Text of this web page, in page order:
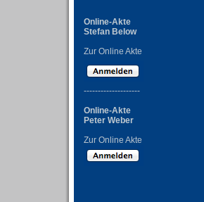
Online-Akte
Stefan Below
Zur Online Akte
--------------------
Online-Akte
Peter Weber
Zur Online Akte